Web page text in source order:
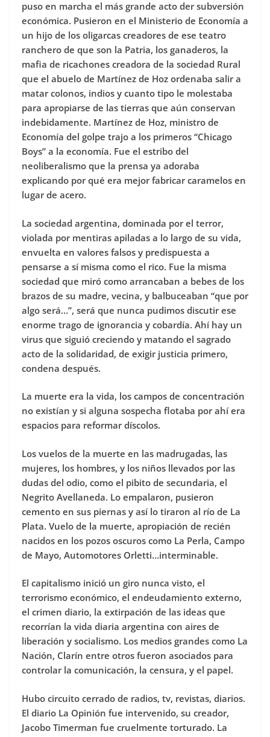
puso en marcha el más grande acto der subversión
económica. Pusieron en el Ministerio de Economía a
un hijo de los oligarcas creadores de ese teatro
ranchero de que son la Patria, los ganaderos, la
mafia de ricachones creadora de la sociedad Rural
que el abuelo de Martínez de Hoz ordenaba salir a
matar colonos, indios y cuanto tipo le molestaba
para apropiarse de las tierras que aún conservan
indebidamente. Martínez de Hoz, ministro de
Economía del golpe trajo a los primeros “Chicago
Boys” a la economía. Fue el estribo del
neoliberalismo que la prensa ya adoraba
explicando por qué era mejor fabricar caramelos en
lugar de acero.
La sociedad argentina, dominada por el terror,
violada por mentiras apiladas a lo largo de su vida,
envuelta en valores falsos y predispuesta a
pensarse a sí misma como el rico. Fue la misma
sociedad que miró como arrancaban a bebes de los
brazos de su madre, vecina, y balbuceaban “que por
algo será…”, será que nunca pudimos discutir ese
enorme trago de ignorancia y cobardía. Ahí hay un
virus que siguió creciendo y matando el sagrado
acto de la solidaridad, de exigir justicia primero,
condena después.
La muerte era la vida, los campos de concentración
no existían y si alguna sospecha flotaba por ahí era
espacios para reformar díscolos.
Los vuelos de la muerte en las madrugadas, las
mujeres, los hombres, y los niños llevados por las
dudas del odio, como el pibito de secundaria, el
Negrito Avellaneda. Lo empalaron, pusieron
cemento en sus piernas y así lo tiraron al río de La
Plata. Vuelo de la muerte, apropiación de recién
nacidos en los pozos oscuros como La Perla, Campo
de Mayo, Automotores Orletti…interminable.
El capitalismo inició un giro nunca visto, el
terrorismo económico, el endeudamiento externo,
el crimen diario, la extirpación de las ideas que
recorrían la vida diaria argentina con aires de
liberación y socialismo. Los medios grandes como La
Nación, Clarín entre otros fueron asociados para
controlar la comunicación, la censura, y el papel.
Hubo circuito cerrado de radios, tv, revistas, diarios.
El diario La Opinión fue intervenido, su creador,
Jacobo Timerman fue cruelmente torturado. La